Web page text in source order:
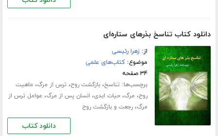
دانلود کتاب تناسخ بذرهای ستاره‌ای
از:زهرا رئیسی
موضوع:کتاب‌های علمی
۳۴ صفحه
برچسب‌ها: تناسخ،بازگشت روح، ترس از مرگ، ماهیت
روح، مرگ،حیات ابدی، انسان پس از مرگ، عوامل ترس از
مرگ،رجعت و بازگشت روح
دانلود کتاب